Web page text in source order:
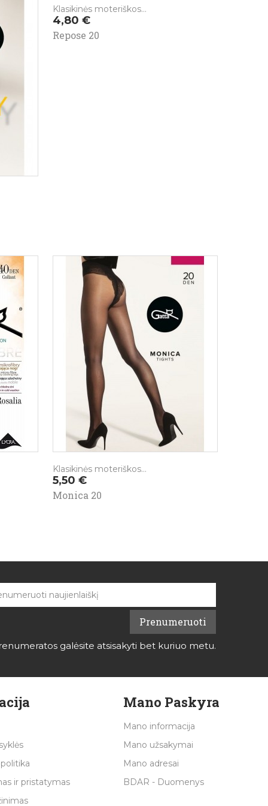
Klasikinės moteriškos...
Kaina
4,80 €
Repose 20
Klasikinės moteriškos...
Kaina
5,50 €
Monica 20
galėsite atsisakyti bet kuriuo metu.
ir pristatymas
Mano Paskyra
Mano informacija
Mano užsakymai
Mano adresai
BDAR - Duomenys